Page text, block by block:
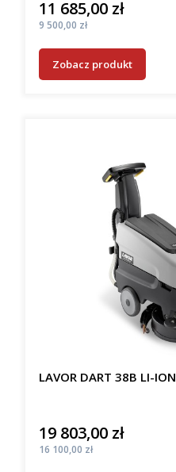
Cena
11 685,00 zł
Cena
9 500,00 zł
Zobacz produkt
LAVOR DART 38B LI-ION
Cena
19 803,00 zł
Cena
16 100,00 zł